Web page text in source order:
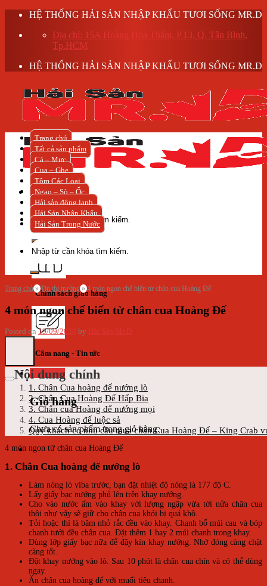
Skip
content
HỆ THỐNG HẢI SẢN NHẬP KHẨU TƯƠI SỐNG MR.D
Địa chỉ: 15A Hoàng Hoa Thám, P.13, Q. Tân Bình,
Tp.HCM
HỆ THỐNG HẢI SẢN NHẬP KHẨU TƯƠI SỐNG MR.D
Tìm
kiếm:
Chính sách giao hàng
Cẩm nang - Tin tức
Giỏ hàng
Giỏ hàng
Chưa có sản phẩm trong giỏ hàng.
Trang chủ
Tất cả sản phẩm
Cá – Mực
Cua – Ghẹ
Tôm Các Loại
Ngao – Sò – Ốc
Hải sản đông lạnh
Hải Sản Nhập Khẩu
Hải Sản Trong Nước
Tìm
kiếm:
Trang chủ»Tin thị trường»4 món ngon chế biến từ chân cua Hoàng Đế
4 món ngon chế biến từ chân cua Hoàng Đế
Posted on19/09/2020 by
Nội dung chính
1. Chân Cua hoàng đế nướng lò
2. Chân Cua Hoàng Đế Hấp Bia
3. Chân cua Hoàng đế nướng mọi
4. Cua Hoàng đế luộc sả
Quý khách có nhu cầu mua chân Cua Hoàng Đế – King Crab
4 món ngon từ chân cua Hoàng Đế
1. Chân Cua hoàng đế nướng lò
Làm nóng lò viba trước, bạn đặt nhiệt độ nóng là 177 độ C.
Lấy giấy bạc nướng phủ lên trên khay nướng.
Cho vào nước ấm vào khay với lượng ngập vừa tới nửa chân cua
thôi như vậy sẽ giữ cho chân cua khỏi bị quá khô.
Tỏi hoặc thì là băm nhỏ rắc đều vào khay. Chanh bổ múi cau và bóp
chanh tưới đều chân cua. Đặt thêm 1 hay 2 múi chanh trong khay.
Dùng lớp giấy bạc nữa để đậy kín khay nướng. Nhớ đóng càng chặt
càng tốt.
Đặt khay nướng vào lò. Sau 10 phút là chân cua chín và có thể dùng
ngay.
Ăn chân cua hoàng đế với muối tiêu chanh.